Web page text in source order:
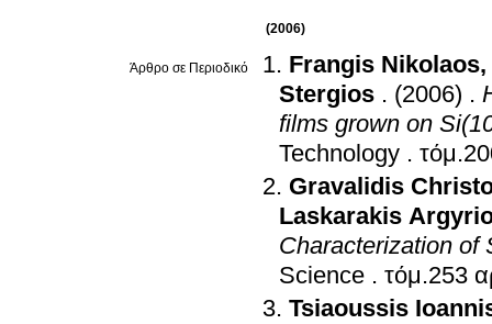
(2006)
Άρθρο σε Περιοδικό Frangis Nikolaos,
Stergios . (2006) .
films grown on
Technology .
Gravalidis
Laskarakis
Characterization of
Science .
Tsiaoussis